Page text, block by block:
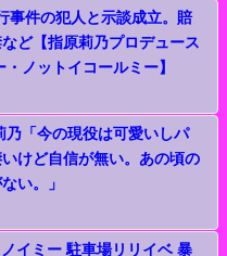
事件の犯人と示談成立。賠
ど【指原莉乃プロデュース
ノットイコールミー】
乃「今の現役は可愛いしパ
けど自信が無い。あの頃の
い。」
ノイミー 駐車場リリイベ 暴